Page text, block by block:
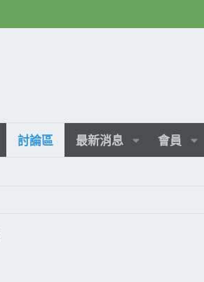
討論區 最新消息 會員